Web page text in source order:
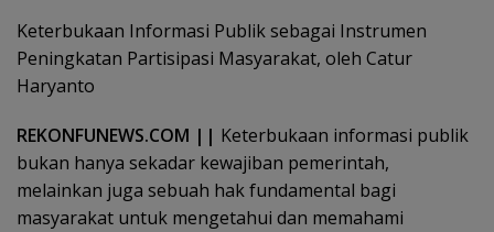
Keterbukaan Informasi Publik sebagai Instrumen
Peningkatan Partisipasi Masyarakat, oleh Catur
Haryanto
REKONFUNEWS.COM || Keterbukaan informasi publik
bukan hanya sekadar kewajiban pemerintah,
melainkan juga sebuah hak fundamental bagi
masyarakat untuk mengetahui dan memahami